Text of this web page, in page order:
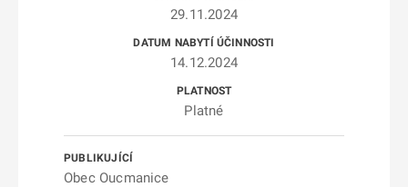
29.11.2024
14.12.2024
Platné
Obec Oucmanice